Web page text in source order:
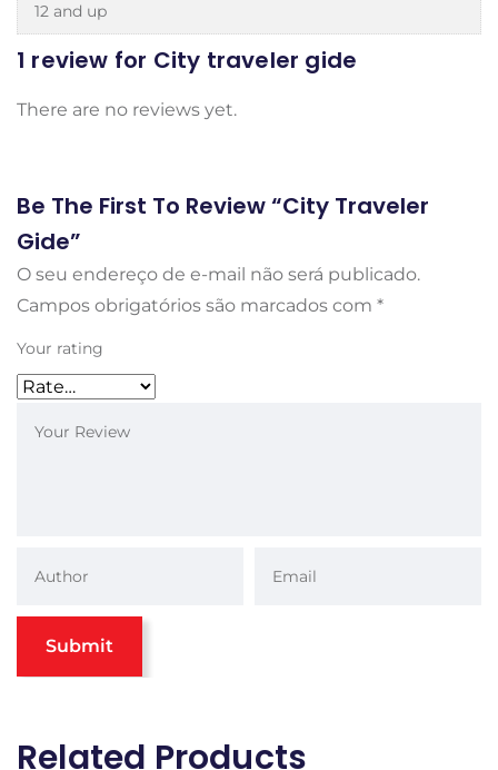
12 and up
1 review for City traveler gide
There are no reviews yet.
Be The First To Review “City Traveler
Gide”
O seu endereço de e-mail não será publicado.
Campos obrigatórios são marcados com *
Your rating
Related Products